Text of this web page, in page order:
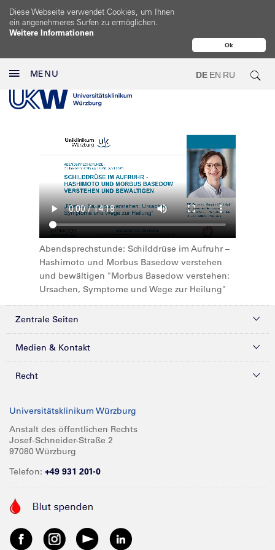
Ok
Diese Webseite verwendet Cookies, um Ihnen
ein angenehmeres Surfen zu ermöglichen.
Weitere Informationen
MENU DE EN RU
Abendsprechstunde: Schilddrüse im Aufruhr –
Hashimoto und Morbus Basedow verstehen
und bewältigen "Morbus Basedow verstehen:
Ursachen, Symptome und Wege zur Heilung"
Zentrale Seiten
Kliniken & Zentren
Forschung
Karriere
Medien & Kontakt
Presse
Glossar
Spenden
Anreise
Recht
Compliance
Impressum
Barrierefreiheit
Universitätsklinikum Würzburg
Anstalt des öffentlichen Rechts
Josef-Schneider-Straße 2
97080 Würzburg
Telefon: +49 931 201-0